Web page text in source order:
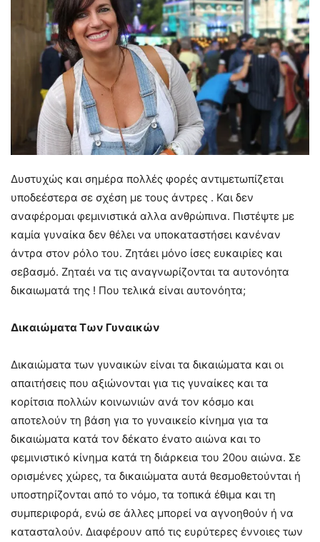
Δυστυχώς και σημέρα πολλές φορές αντιμετωπίζεται
υποδεέστερα σε σχέση με τους άντρες . Και δεν
αναφέρομαι φεμινιστικά αλλα ανθρώπινα. Πιστέψτε με
καμία γυναίκα δεν θέλει να υποκαταστήσει κανέναν
άντρα στον ρόλο του. Ζητάει μόνο ίσες ευκαιρίες και
σεβασμό. Ζηταέι να τις αναγνωρίζονται τα αυτονόητα
δικαιωματά της ! Που τελικά είναι αυτονόητα;
Δικαιώματα Των Γυναικών
Δικαιώματα των γυναικών είναι τα δικαιώματα και οι
απαιτήσεις που αξιώνονται για τις γυναίκες και τα
κορίτσια πολλών κοινωνιών ανά τον κόσμο και
αποτελούν τη βάση για το γυναικείο κίνημα για τα
δικαιώματα κατά τον δέκατο ένατο αιώνα και το
φεμινιστικό κίνημα κατά τη διάρκεια του 20ου αιώνα. Σε
ορισμένες χώρες, τα δικαιώματα αυτά θεσμοθετούνται ή
υποστηρίζονται από το νόμο, τα τοπικά έθιμα και τη
συμπεριφορά, ενώ σε άλλες μπορεί να αγνοηθούν ή να
κατασταλούν. Διαφέρουν από τις ευρύτερες έννοιες των